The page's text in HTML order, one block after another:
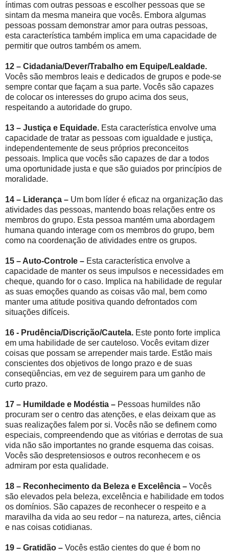
íntimas com outras pessoas e escolher pessoas que se
sintam da mesma maneira que vocês. Embora algumas
pessoas possam demonstrar amor para outras pessoas,
esta característica também implica em uma capacidade de
permitir que outros também os amem.
12 – Cidadania/Dever/Trabalho em Equipe/Lealdade.
Vocês são membros leais e dedicados de grupos e pode-se
sempre contar que façam a sua parte. Vocês são capazes
de colocar os interesses do grupo acima dos seus,
respeitando a autoridade do grupo.
13 – Justiça e Equidade. Esta característica envolve uma
capacidade de tratar as pessoas com igualdade e justiça,
independentemente de seus próprios preconceitos
pessoais. Implica que vocês são capazes de dar a todos
uma oportunidade justa e que são guiados por princípios de
moralidade.
14 – Liderança – Um bom líder é eficaz na organização das
atividades das pessoas, mantendo boas relações entre os
membros do grupo. Esta pessoa mantém uma abordagem
humana quando interage com os membros do grupo, bem
como na coordenação de atividades entre os grupos.
15 – Auto-Controle – Esta característica envolve a
capacidade de manter os seus impulsos e necessidades em
cheque, quando for o caso. Implica na habilidade de regular
as suas emoções quando as coisas vão mal, bem como
manter uma atitude positiva quando defrontados com
situações difíceis.
16 - Prudência/Discrição/Cautela. Este ponto forte implica
em uma habilidade de ser cauteloso. Vocês evitam dizer
coisas que possam se arrepender mais tarde. Estão mais
conscientes dos objetivos de longo prazo e de suas
conseqüências, em vez de seguirem para um ganho de
curto prazo.
17 – Humildade e Modéstia – Pessoas humildes não
procuram ser o centro das atenções, e elas deixam que as
suas realizações falem por si. Vocês não se definem como
especiais, compreendendo que as vitórias e derrotas de sua
vida não são importantes no grande esquema das coisas.
Vocês são despretensiosos e outros reconhecem e os
admiram por esta qualidade.
18 – Reconhecimento da Beleza e Excelência – Vocês
são elevados pela beleza, excelência e habilidade em todos
os domínios. São capazes de reconhecer o respeito e a
maravilha da vida ao seu redor – na natureza, artes, ciência
e nas coisas cotidianas.
19 – Gratidão – Vocês estão cientes do que é bom no